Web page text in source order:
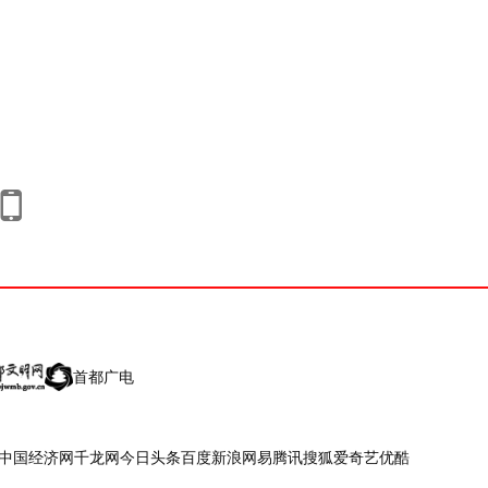
首都广电
国经济网千龙网今日头条百度新浪网易腾讯搜狐爱奇艺优酷